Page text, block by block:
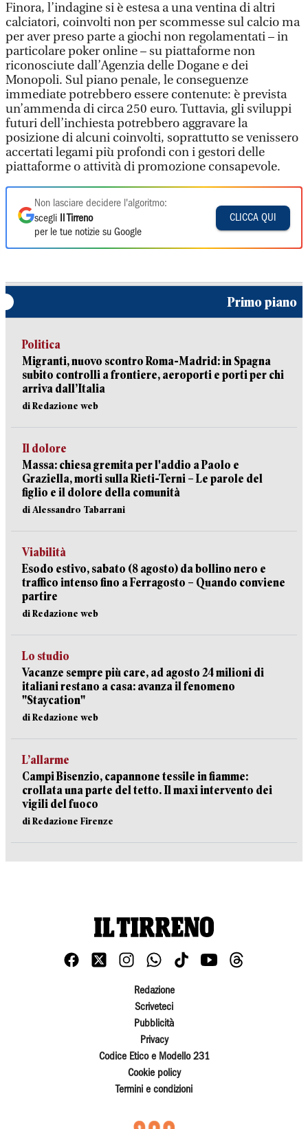
Finora, l’indagine si è estesa a una ventina di altri
calciatori, coinvolti non per scommesse sul calcio ma
per aver preso parte a giochi non regolamentati – in
particolare poker online – su piattaforme non
riconosciute dall’Agenzia delle Dogane e dei
Monopoli. Sul piano penale, le conseguenze
immediate potrebbero essere contenute: è prevista
un’ammenda di circa 250 euro. Tuttavia, gli sviluppi
futuri dell’inchiesta potrebbero aggravare la
posizione di alcuni coinvolti, soprattutto se venissero
accertati legami più profondi con i gestori delle
piattaforme o attività di promozione consapevole.
Non lasciare decidere l'algoritmo:
scegli
Il Tirreno
per le tue notizie su Google
CLICCA QUI
Primo piano
Politica
Migranti, nuovo scontro Roma-Madrid: in Spagna
subito controlli a frontiere, aeroporti e porti per chi
arriva dall’Italia
di Redazione web
Il dolore
Massa: chiesa gremita per l'addio a Paolo e
Graziella, morti sulla Rieti-Terni – Le parole del
figlio e il dolore della comunità
di Alessandro Tabarrani
Viabilità
Esodo estivo, sabato (8 agosto) da bollino nero e
traffico intenso fino a Ferragosto – Quando conviene
partire
di Redazione web
Lo studio
Vacanze sempre più care, ad agosto 24 milioni di
italiani restano a casa: avanza il fenomeno
"Staycation"
di Redazione web
L’allarme
Campi Bisenzio, capannone tessile in fiamme:
crollata una parte del tetto. Il maxi intervento dei
vigili del fuoco
di Redazione Firenze
Redazione
Scriveteci
Pubblicità
Privacy
Codice Etico e Modello 231
Cookie policy
Termini e condizioni